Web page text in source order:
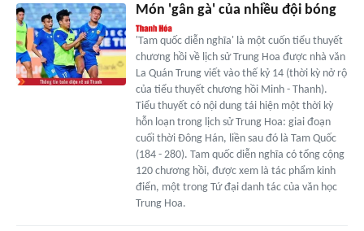
Món 'gân gà' của nhiều đội bóng
'Tam quốc diễn nghĩa' là một cuốn tiểu thuyết
chương hồi về lịch sử Trung Hoa được nhà văn
La Quán Trung viết vào thế kỷ 14 (thời kỳ nở rộ
của tiểu thuyết chương hồi Minh - Thanh).
Tiểu thuyết có nội dung tái hiện một thời kỳ
hỗn loạn trong lịch sử Trung Hoa: giai đoạn
cuối thời Đông Hán, liền sau đó là Tam Quốc
(184 - 280). Tam quốc diễn nghĩa có tổng cộng
120 chương hồi, được xem là tác phẩm kinh
điển, một trong Tứ đại danh tác của văn học
Trung Hoa.